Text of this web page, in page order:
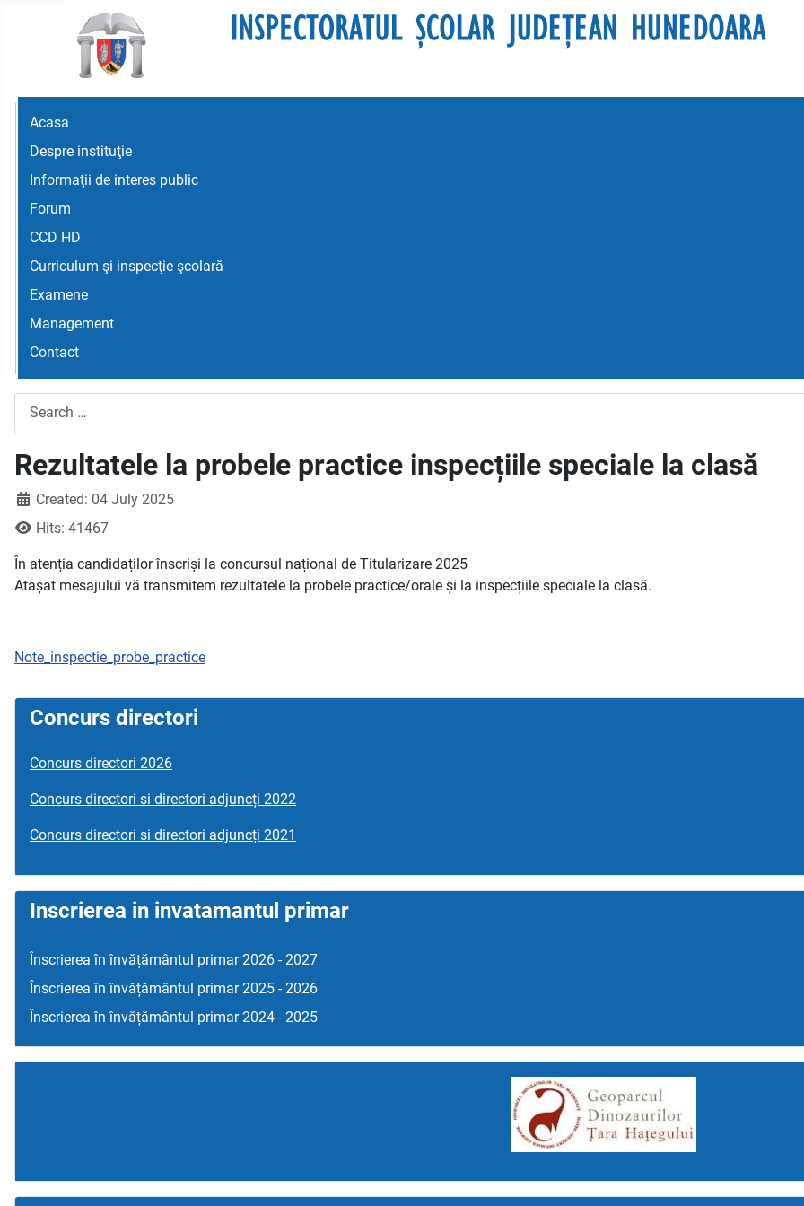
Acasa
Despre instituţie
Informaţii de interes public
Forum
CCD HD
Curriculum şi inspecţie şcolară
Examene
Management
Contact
Rezultatele la probele practice inspecțiile speciale la clasă
Created: 04 July 2025
Hits: 41467
În atenția candidaților înscriși la concursul național de Titularizare 2025
Atașat mesajului vă transmitem rezultatele la probele practice/orale și la inspecțiile speciale la clasă.
Note_inspectie_probe_practice
Concurs directori
Concurs directori 2026
Concurs directori si directori adjuncți 2022
Concurs directori si directori adjuncți 2021
Inscrierea in invatamantul primar
Înscrierea în învățământul primar 2026 - 2027
Înscrierea în învățământul primar 2025 - 2026
Înscrierea în învățământul primar 2024 - 2025